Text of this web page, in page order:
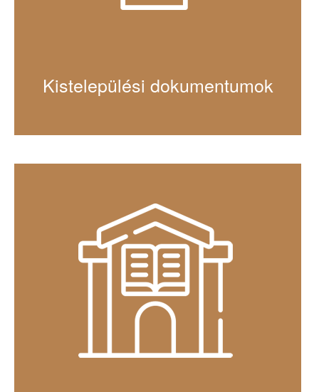
Kistelepülési dokumentumok